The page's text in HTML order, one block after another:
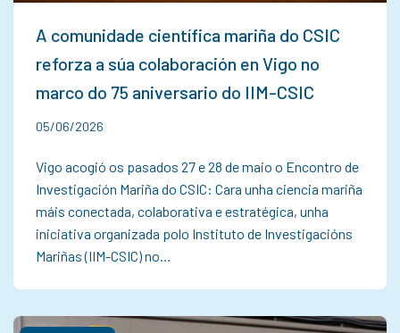
A comunidade científica mariña do CSIC
reforza a súa colaboración en Vigo no
marco do 75 aniversario do IIM-CSIC
05/06/2026
Vigo acogió os pasados 27 e 28 de maio o Encontro de
Investigación Mariña do CSIC: Cara unha ciencia mariña
máis conectada, colaborativa e estratégica, unha
iniciativa organizada polo Instituto de Investigacións
Mariñas (IIM-CSIC) no…